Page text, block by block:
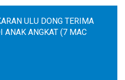
ULU DONG TERIMA
ANAK ANGKAT (7 MAC